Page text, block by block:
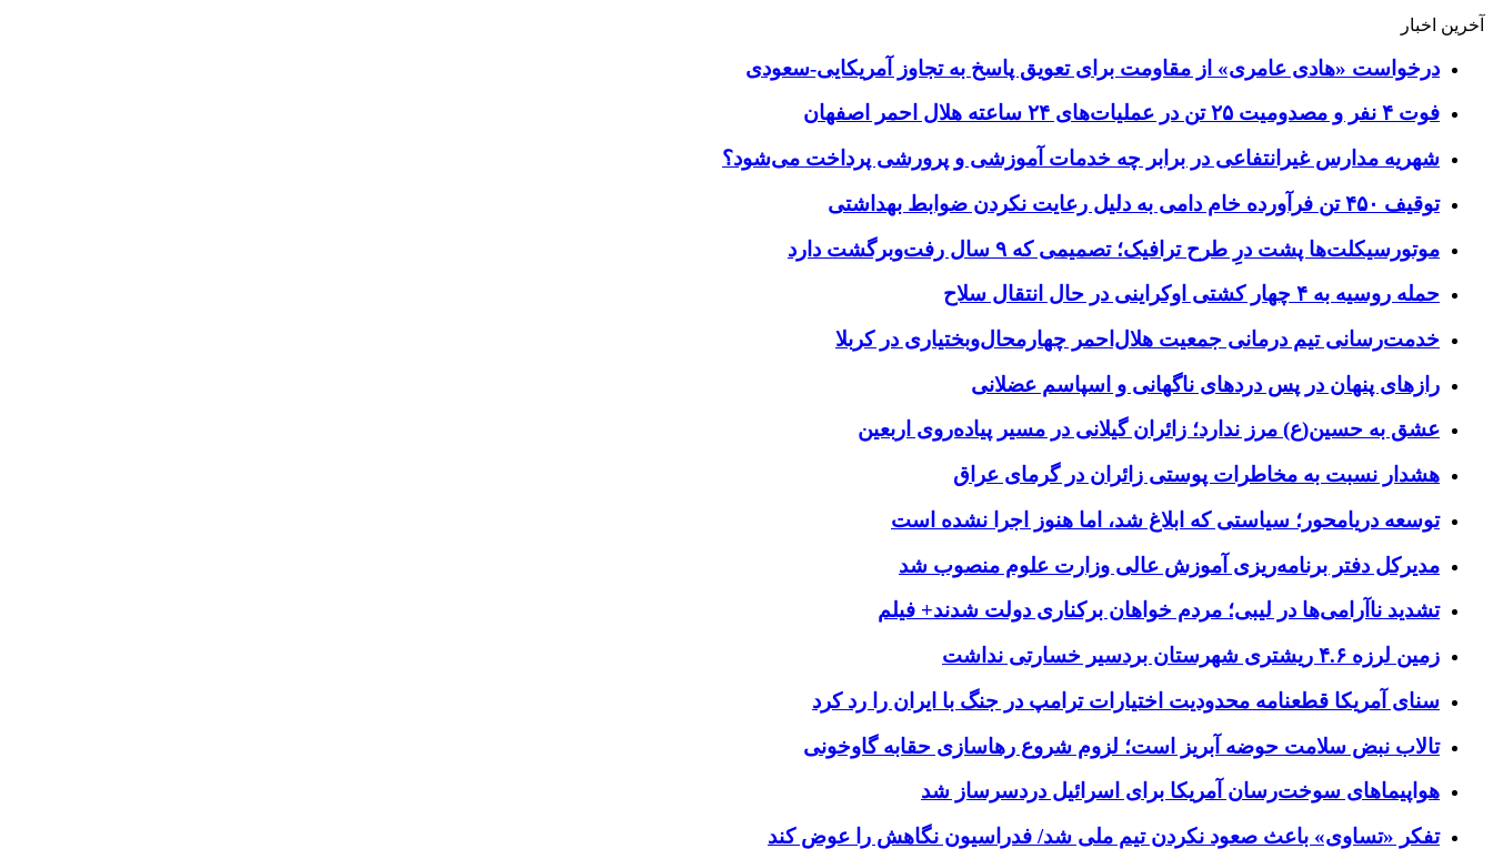
آخرین اخبار
درخواست «هادی عامری» از مقاومت برای تعویق پاسخ به تجاوز آمریکایی-سعودی
فوت ۴ نفر و مصدومیت ۲۵ تن در عملیات‌های ۲۴ ساعته هلال احمر اصفهان
شهریه مدارس غیرانتفاعی در برابر چه خدمات آموزشی و پرورشی پرداخت می‌شود؟
توقیف ۴۵۰ تن فرآورده خام دامی به دلیل رعایت نکردن ضوابط بهداشتی
موتورسیکلت‌ها پشت درِ طرح ترافیک؛ تصمیمی که ۹ سال رفت‌وبرگشت دارد
حمله روسیه به ۴ چهار کشتی اوکراینی در حال انتقال سلاح
خدمت‌رسانی تیم درمانی جمعیت هلال‌احمر چهارمحال‌وبختیاری در کربلا
رازهای پنهان در پس دردهای ناگهانی و اسپاسم عضلانی
عشق به حسین(ع) مرز ندارد؛ زائران گیلانی در مسیر پیاده‌روی اربعین
هشدار نسبت به مخاطرات پوستی زائران در گرمای عراق
توسعه دریامحور؛ سیاستی که ابلاغ شد، اما هنوز اجرا نشده است
مدیرکل دفتر برنامه‌ریزی آموزش عالی وزارت علوم منصوب شد
تشدید ناآرامی‌ها در لیبی؛ مردم خواهان برکناری دولت شدند+ فیلم
زمین لرزه ۴.۶ ریشتری شهرستان بردسیر خسارتی نداشت
سنای آمریکا قطعنامه محدودیت اختیارات ترامپ در جنگ با ایران را رد کرد
تالاب نبض سلامت حوضه آبریز است؛ لزوم شروع رهاسازی حقابه گاوخونی
هواپیماهای سوخت‌رسان آمریکا برای اسرائیل دردسرساز شد
تفکر «تساوی» باعث صعود نکردن تیم ملی شد/ فدراسیون نگاهش را عوض کند